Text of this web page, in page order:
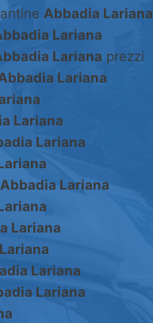
Abbadia Lariana
Lariana
Lariana prezzi
Lariana
Lariana
Lariana
Abbadia Lariana
Lariana
Lariana
Lariana